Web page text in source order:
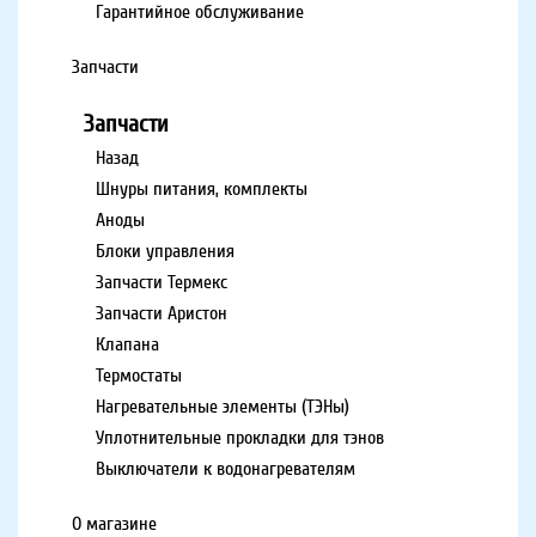
Гарантийное обслуживание
Запчасти
Запчасти
Назад
Шнуры питания, комплекты
Аноды
Блоки управления
Запчасти Термекс
Запчасти Аристон
Клапана
Термостаты
Нагревательные элементы (ТЭНы)
Уплотнительные прокладки для тэнов
Выключатели к водонагревателям
О магазине